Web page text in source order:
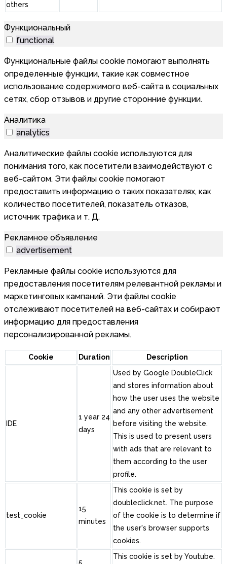
others
Функциональный
functional
Функциональные файлы cookie помогают выполнять
определенные функции, такие как совместное
использование содержимого веб-сайта в социальных
сетях, сбор отзывов и другие сторонние функции.
Аналитика
analytics
Аналитические файлы cookie используются для
понимания того, как посетители взаимодействуют с
веб-сайтом. Эти файлы cookie помогают
предоставить информацию о таких показателях, как
количество посетителей, показатель отказов,
источник трафика и т. Д.
Рекламное объявление
advertisement
Рекламные файлы cookie используются для
предоставления посетителям релевантной рекламы и
маркетинговых кампаний. Эти файлы cookie
отслеживают посетителей на веб-сайтах и собирают
информацию для предоставления
персонализированной рекламы.
Cookie Duration Description
IDE
1 year 24
days
Used by Google DoubleClick
and stores information about
how the user uses the website
and any other advertisement
before visiting the website.
This is used to present users
with ads that are relevant to
them according to the user
profile.
test_cookie
15
minutes
This cookie is set by
doubleclick.net. The purpose
of the cookie is to determine if
the user's browser supports
cookies.
This cookie is set by Youtube.